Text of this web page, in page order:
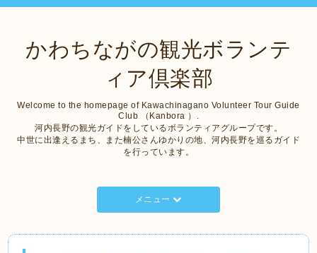
かわちながの観光ボランテ
ィア倶楽部
Welcome to the homepage of Kawachinagano Volunteer Tour Guide
Club （Kanbora ）.
河内長野の観光ガイドをしているボランティアグループです。
中世に出逢えるまち、また楠公さんゆかりの地、河内長野を巡るガイド
を行っています。
メニュー